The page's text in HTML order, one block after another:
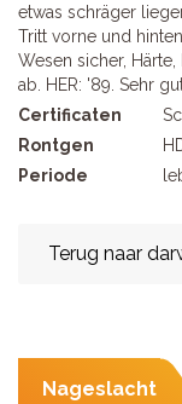
etwas schräger
Tritt vorne und
Wesen sicher,
ab. HER: '89. Sehr
Certificaten
Rontgen
Periode
Terug naar
Nageslacht